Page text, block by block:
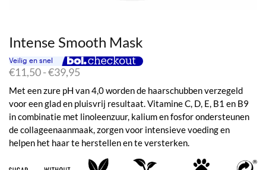
Intense Smooth Mask
€11,50-€39,95
tot
€39,95
Met een zure pH van 4,0 worden de haarschubben verzegeld
voor een glad en pluisvrij resultaat. Vitamine C, D, E, B1 en B9
in combinatie met linoleenzuur, kalium en fosfor ondersteunen
de collageenaanmaak, zorgen voor intensieve voeding en
helpen het haar te herstellen en te versterken.